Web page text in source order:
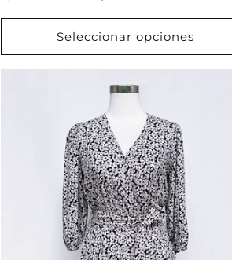
oferta
Seleccionar opciones